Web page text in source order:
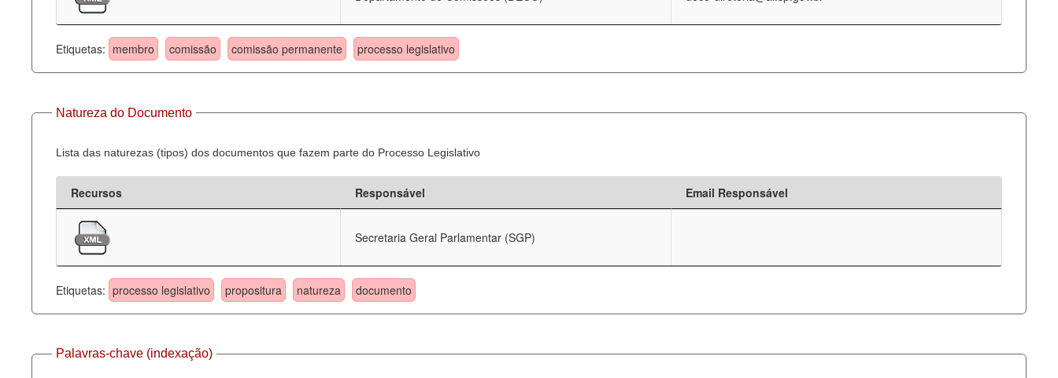
Etiquetas: membro comissão comissão permanente processo legislativo
Natureza do Documento
Lista das naturezas (tipos) dos documentos que fazem parte do Processo Legislativo
Recursos Responsável Email Responsável
Secretaria Geral Parlamentar (SGP)
Etiquetas: processo legislativo propositura natureza documento
Palavras-chave (indexação)